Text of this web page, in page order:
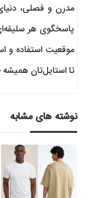
مدرن و فصلی،
پاسخگوی هر
موقعیت استفاده و
تا استایل‌تان
نوشته های مشابه